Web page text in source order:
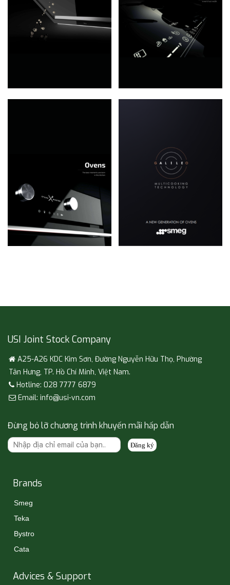
USI Joint Stock Company
A25-A26 KDC Kim Sơn, Đường Nguyễn Hữu Thọ, Phường
Tân Hưng, TP. Hồ Chí Minh, Việt Nam.
Hotline: 028 7777 6879
Email: info@usi-vn.com
Đừng bỏ lỡ chương trình khuyến mãi hấp dẫn
Đăng ký
Brands
Smeg
Teka
Bystro
Cata
Advices & Support